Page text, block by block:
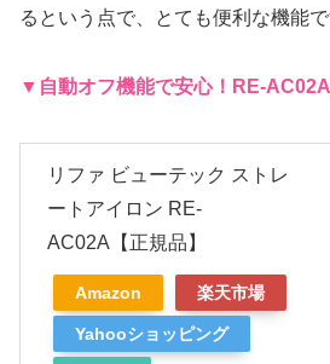
るという点で、とても便利な機能で
▼自動オフ機能で安心！ RE-AC02A
リファ ビューテック ストレ
ートアイロン RE-
AC02A【正規品】
Amazon 楽天市場
Yahooショッピング